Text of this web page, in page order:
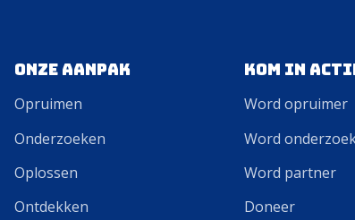
Onze aanpak
Opruimen
Onderzoeken
Oplossen
Ontdekken
Kom in
Word opruimer
Word
Word partner
Doneer